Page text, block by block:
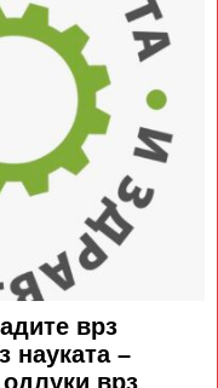
врз
науката –
врз